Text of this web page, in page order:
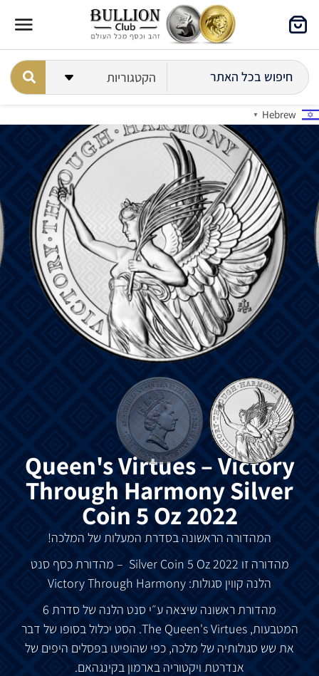
Hebrew
▼
Queen's Virtues – Victory
Through Harmony Silver
Coin 5 Oz 2022
המהדורה הראשונה בסדרת המעלות של המלכה!
מהדורה זו Silver Coin 5 Oz 2022
– מהדורת כסף סנט
הלנה קווין סגולות: Victory Through Harmony
מהדורת ראשונה שיצאה ע״י סנט הלנה של סדרת 6
המטבעות, The Queen's Virtues. הסט יכלול בסופו של דבר
את שש סגולותיה של מלכה, כפי שהופיעו בפסלים היפים של
אנדרטת ויקטוריה בארמון בקינגהאם.